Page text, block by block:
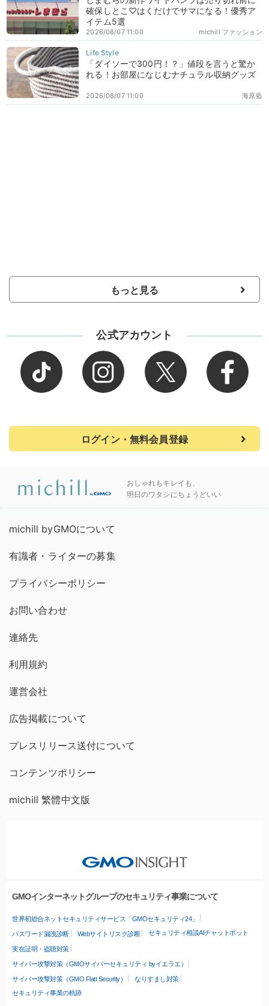
確保しとこ♡はくだけでサマになる！優秀ア
イテム5選
michill ファッション
2026/08/07 11:00
「ダイソーで300円！？」値段を言うと驚か
れる！お部屋になじむナチュラル収納グッズ
海原藍
2026/08/07 11:00
もっと見る
公式アカウント
ログイン・無料会員登録
おしゃれもキレイも、
明日のワタシにちょうどいい
michill byGMOについて
有識者・ライターの募集
プライバシーポリシー
お問い合わせ
連絡先
利用規約
運営会社
広告掲載について
プレスリリース送付について
コンテンツポリシー
michill 繁體中文版
GMOインターネットグループのセキュリティ事業について
世界初総合ネットセキュリティサービス「GMOセキュリティ24」
パスワード漏洩診断 Webサイトリスク診断 セキュリティ相談AIチャットボット
実在証明・盗聴対策
サイバー攻撃対策（GMOサイバーセキュリティ byイエラエ）
サイバー攻撃対策（GMO Flatt Security）
なりすまし対策
セキュリティ事業の軌跡